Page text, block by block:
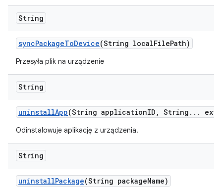
String
syncPackageToDevice(String localFilePath)
Przesyła plik na urządzenie
String
uninstallApp(String applicationID , String . . .
Odinstalowuje aplikację z urządzenia.
String
uninstallPackage(String packageName)